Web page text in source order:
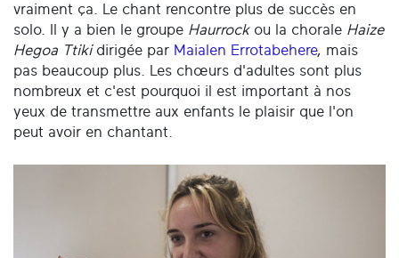
vraiment ça. Le chant rencontre plus de succès en
solo. Il y a bien le groupe Haurrockou la chorale Haize
Hegoa Ttikidirigée par Maialen Errotabehere, mais
pas beaucoup plus. Les chœurs d'adultes sont plus
nombreux et c'est pourquoi il est important à nos
yeux de transmettre aux enfants le plaisir que l'on
peut avoir en chantant.